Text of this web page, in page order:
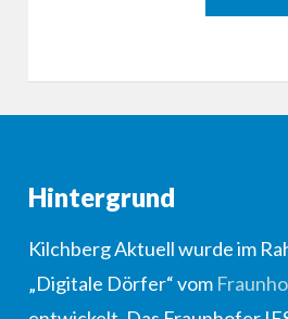
Hintergrund
Kilchberg Aktuell wurde im
„Digitale Dörfer“ vom